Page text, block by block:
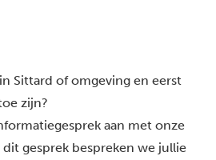
Sittard of omgeving en eerst
zijn?
aan met onze
gesprek bespreken we jullie